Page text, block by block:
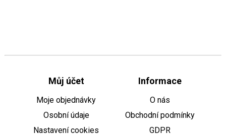
Můj účet
Moje objednávky
Osobní údaje
Nastavení cookies
Informace
O nás
Obchodní podmínky
GDPR